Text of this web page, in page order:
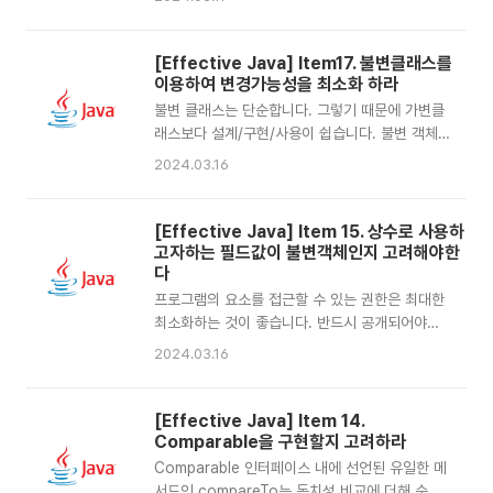
하라전통적으로 for문을 사용하는 아래와 같은 방
i.next(); ...}..
했을 때, 기존에 특정 validation 조건을 만족해
야만 값을 추가할 수 있는 구현 클래스가 있었다고
할 때, 상위 클래스의 새로운 릴리즈 버전에서 추
가된 메서드가 validation 체크 없이 데이터를 넣
용하고 있던 커스텀 구현 클래스에서 그 메서드와
버깅도 까다롭습니다 1. 상속의 문제점 상속의 문
제점에 대해 알아..
[Effective Java] Item17. 불변클래스를
이용하여 변경가능성을 최소화 하라
불변 클래스는 단순합니다. 그렇기 때문에 가변클
래스보다 설계/구현/사용이 쉽습니다. 불변 객체
는 생성시점부터 사용을 마치는 시점까지 값을 그
스레드가 동시에 사용하더라도 훼손되지 않으며,
재활용이 편리합니다. 클래스를 불변으로 만들기
위해서는 아래의 규칙을 따라야 합니다. setter
를 제공하지 않는다 객체 내의 필드값을 수정할 수
없도록 합니다. 클래스를 final 설정하여 클래스를
중, 의도치 않게 객체 내의 필드값을 수정하는 상
언합니다. ThreadSafe 하기 때문에 새로 생성된
인스턴스를 동..
2024.03.16
[Effective Java] Item 15. 상수로 사용하
고자하는 필드값이 불변객체인지 고려해야한
다
프로그램의 요소를 접근할 수 있는 권한은 최대한
최소화하는 것이 좋습니다. 반드시 공개되어야하
는 요소들만 public으로 설정하는 것이, 유지보수
하고 상수필드의 경우 필요에 따라 public으로 설
정합니다 상수로 이용하고자하는 필드값에는
public static final 를 설정하는데, 이때 주의해
야할 점이, reference 타입 중 몇몇 타입은
2024.03.16
[Effective Java] Item 14.
Comparable을 구현할지 고려하라
Comparable 인터페이스 내에 선언된 유일한 메